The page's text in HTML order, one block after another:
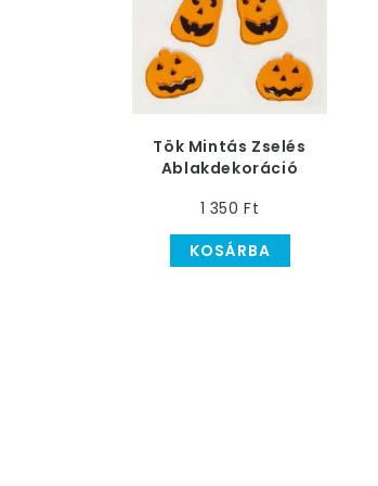
Tök Mintás Zselés
Ablakdekoráció
1 350 Ft
KOSÁRBA